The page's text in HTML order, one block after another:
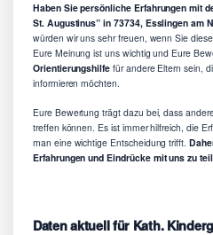
Haben Sie persönliche Erfahrungen mit
St. Augustinus” in 73734, Esslingen am
würden wir uns sehr freuen, wenn Sie
Eure Meinung ist uns wichtig und Eure
Orientierungshilfe für andere Eltern sein,
informieren möchten.
Eure Bewertung trägt dazu bei, dass
treffen können. Es ist immer hilfreich, die
man eine wichtige Entscheidung trifft.
Erfahrungen und Eindrücke mit uns zu
Daten aktuell für Kath.